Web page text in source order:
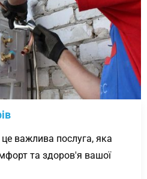
важлива послуга, яка
та здоров'я вашої